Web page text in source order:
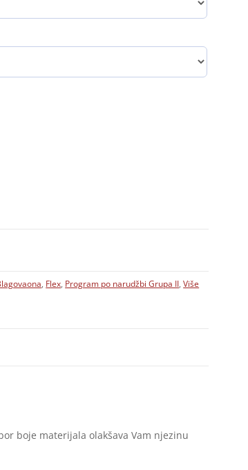
, Flex, Program po narudžbi Grupa II,Više
boje materijala olakšava Vam njezinu